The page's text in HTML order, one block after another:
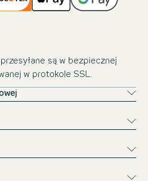
są w bezpiecznej
w protokole SSL.